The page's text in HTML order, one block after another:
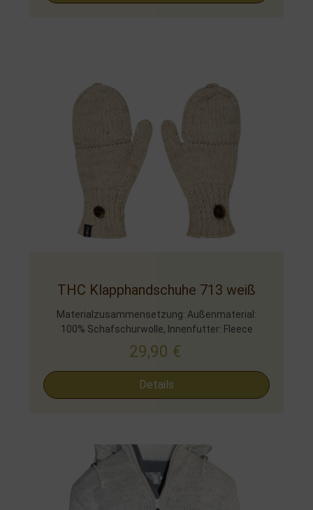
THC Klapphandschuhe 713 weiß
Materialzusammensetzung: Außenmaterial:
100% Schafschurwolle, Innenfutter: Fleece
29,90 €
Details